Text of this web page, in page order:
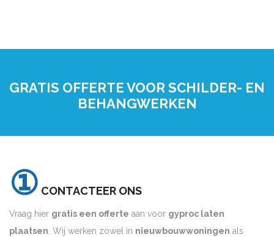
GRATIS OFFERTE VOOR SCHILDER- EN
BEHANGWERKEN
① CONTACTEER ONS
Vraag hier gratis een offerte aan voor gyproc laten
plaatsen. Wij werken zowel in nieuwbouwwoningen als